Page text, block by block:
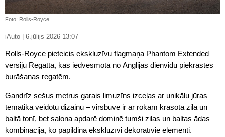
Foto: Rolls-Royce
iAuto | 6.jūlijs 2026 13:07
Rolls-Royce pieteicis ekskluzīvu flagmaņa Phantom Extended
versiju Regatta, kas iedvesmota no Anglijas dienvidu piekrastes
burāšanas regatēm.
Gandrīz sešus metrus garais limuzīns izceļas ar unikālu jūras
tematikā veidotu dizainu – virsbūve ir ar rokām krāsota zilā un
baltā tonī, bet salona apdarē dominē tumši zilas un baltas ādas
kombinācija, ko papildina ekskluzīvi dekoratīvie elementi.